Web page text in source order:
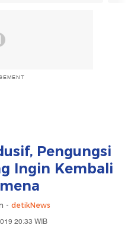
Pengungsi
Ingin Kembali
- detikNews
20:33 WIB